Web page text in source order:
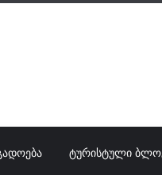
ᲢᲣᲠᲘᲡᲢᲣᲚᲘ